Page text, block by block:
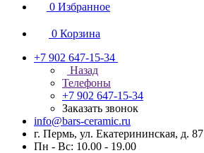
0 Избранное
0 Корзина
+7 902 647-15-34
Назад
Телефоны
+7 902 647-15-34
Заказать звонок
info@bars-ceramic.ru
г. Пермь, ул. Екатерининская, д. 87
Пн - Вс: 10.00 - 19.00